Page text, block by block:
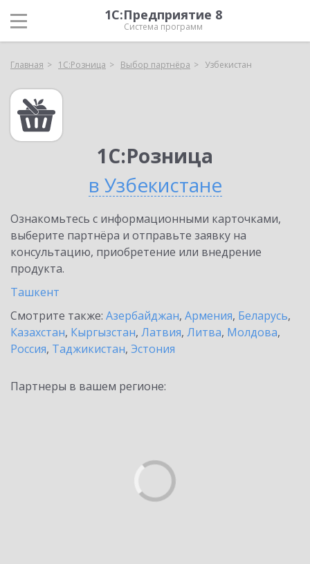
1С:Предприятие 8
Система программ
Главная 1С:Розница Выбор партнёра Узбекистан
1С:Розница
в Узбекистане
Ознакомьтесь с информационными карточками,
выберите партнёра и отправьте заявку на
консультацию, приобретение или внедрение
продукта.
Ташкент
Смотрите также: Азербайджан, Армения, Беларусь,
Казахстан, Кыргызстан, Латвия, Литва, Молдова,
Россия, Таджикистан, Эстония
Партнеры в вашем регионе: